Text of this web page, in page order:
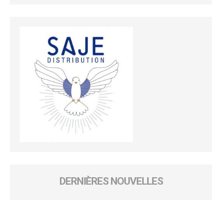
DERNIÈRES NOUVELLES